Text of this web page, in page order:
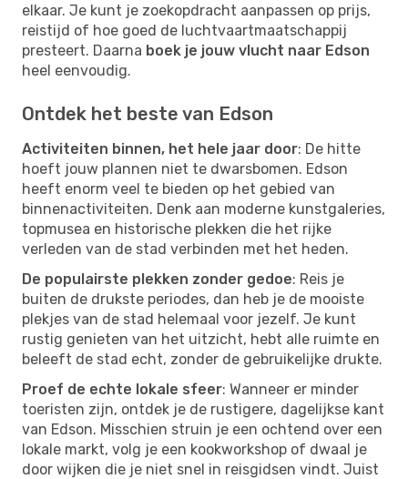
elkaar. Je kunt je zoekopdracht aanpassen op prijs,
reistijd of hoe goed de luchtvaartmaatschappij
presteert. Daarna boek je jouw vlucht naar Edson
heel eenvoudig.
Ontdek het beste van Edson
Activiteiten binnen, het hele jaar door: De hitte
hoeft jouw plannen niet te dwarsbomen. Edson
heeft enorm veel te bieden op het gebied van
binnenactiviteiten. Denk aan moderne kunstgaleries,
topmusea en historische plekken die het rijke
verleden van de stad verbinden met het heden.
De populairste plekken zonder gedoe: Reis je
buiten de drukste periodes, dan heb je de mooiste
plekjes van de stad helemaal voor jezelf. Je kunt
rustig genieten van het uitzicht, hebt alle ruimte en
beleeft de stad echt, zonder de gebruikelijke drukte.
Proef de echte lokale sfeer: Wanneer er minder
toeristen zijn, ontdek je de rustigere, dagelijkse kant
van Edson. Misschien struin je een ochtend over een
lokale markt, volg je een kookworkshop of dwaal je
door wijken die je niet snel in reisgidsen vindt. Juist